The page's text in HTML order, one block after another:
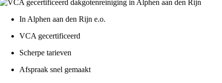
In Alphen aan den Rijn e.o.
VCA gecertificeerd
Scherpe tarieven
Afspraak snel gemaakt